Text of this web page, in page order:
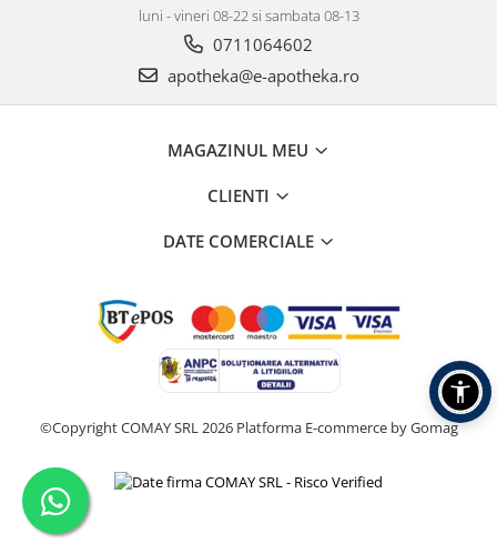
luni - vineri 08-22 si sambata 08-13
0711064602
apotheka@e-apotheka.ro
MAGAZINUL MEU
CLIENTI
DATE COMERCIALE
©Copyright COMAY SRL 2026 Platforma E-commerce by Gomag